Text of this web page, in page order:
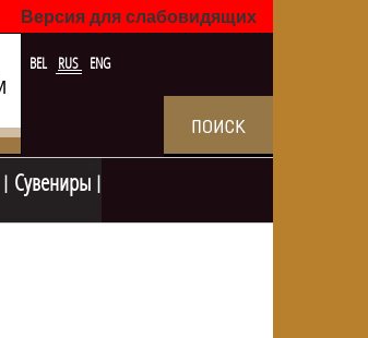
Версия для слабовидящих
BEL RUS ENG
Сувениры